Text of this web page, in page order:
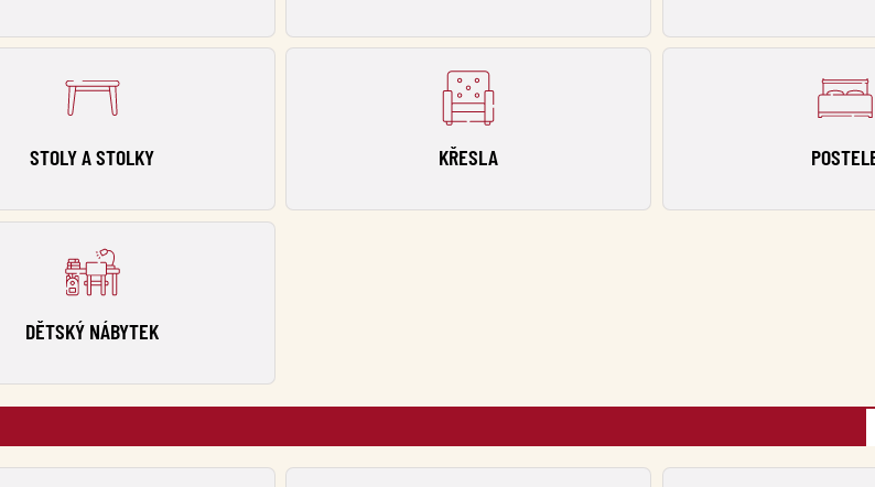
STOLY A STOLKY KŘESLA
DĚTSKÝ NÁBYTEK